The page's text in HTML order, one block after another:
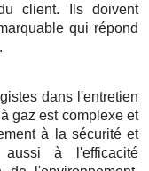
client. Ils doivent
qui répond
dans l'entretien
gaz est complexe et
à la sécurité et
à l'efficacité